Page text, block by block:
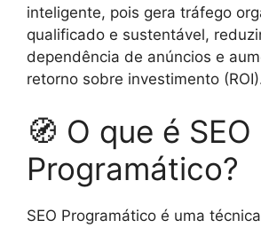
inteligente, pois gera tráfego
qualificado e sustentável,
dependência de anúncios e
retorno sobre investimento
🧭 O que é SEO
Programático?
SEO Programático é uma